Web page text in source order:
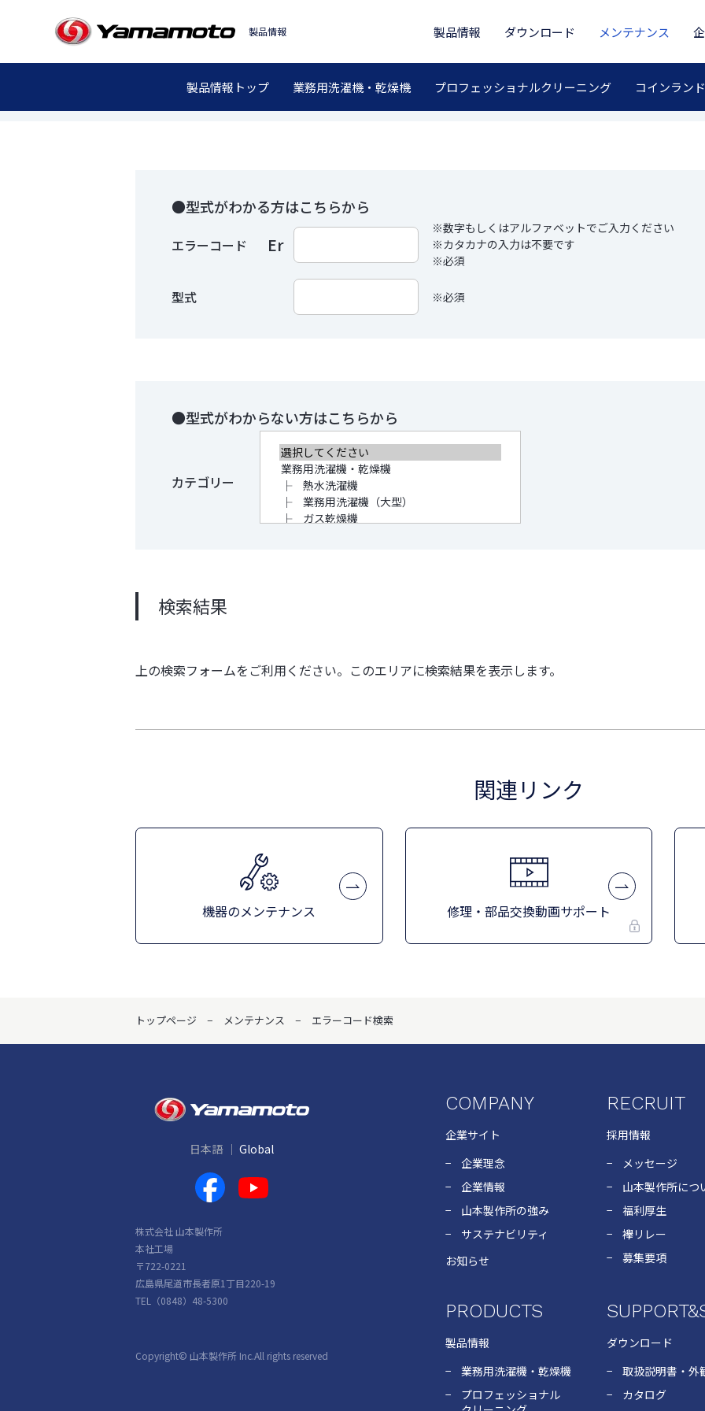
製品情報
製品情報トップ 業務用洗濯機・乾燥機 プロフェッショナルクリーニング コインラン
製品情報 ダウンロード メンテナンス
エラーコード検索｜メンテナンス
型式がわかる方はこちらから
エラーコード Er
※数字もしくはアルファベットでご入力ください
※カタカナの入力は不要です
※必須
型式 ※必須
型式がわからない方はこちらから
カテゴリー
検索結果
上の検索フォームをご利用ください。このエリアに検索結果を表示します。
関連リンク
機器のメンテナンス 修理・部品交換動画サポート
トップページ メンテナンス エラーコード検索
COMPANY
企業サイト
企業理念
企業情報
山本製作所の強み
サステナビリティ
お知らせ
RECRUIT
採用情報
メッセージ
山本製作所につ
福利厚生
襷リレー
募集要項
PRODUCTS
製品情報
業務用洗濯機・乾燥機
プロフェッショナル
ダウンロード
取扱説明書・外
カタログ
日本語 Global
株式会社 山本製作所
本社工場
〒722-0221
広島県尾道市長者原1丁目220-19
TEL（0848）48-5300
Copyright© 山本製作所 Inc.All rights reserved